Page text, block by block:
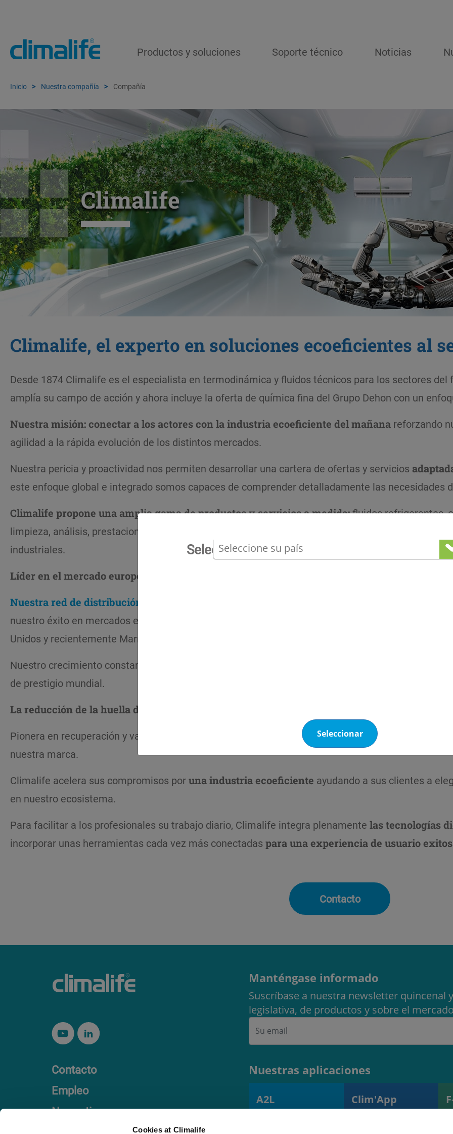
Cookies at Climalife
Productos y soluciones Soporte técnico Noticias
Inicio Nuestra compañía Compañía
Climalife
Seleccione su ubicación para ver nuestra
Seleccionar
Climalife, el experto en soluciones ecoeficientes al
Desde 1874 Climalife es el especialista en termodinámica y fluidos técnicos para los sectores
amplía su campo de acción y ahora incluye la oferta de química fina del Grupo Dehon con un
Nuestra misión: conectar a los actores con la industria ecoeficiente del mañana reforzando
agilidad a la rápida evolución de los distintos mercados.
Nuestra pericia y proactividad nos permiten desarrollar una cartera de ofertas y servicios
este enfoque global e integrado somos capaces de comprender detalladamente las necesidades
Climalife propone una amplia gama de productos y servicios a medida:fluidos refrigerantes,
limpieza, análisis, prestaciones e ingeniería, pero también propelentes de aerosoles, agentes de
industriales.
Líder en el mercado europeo
, nuestro entramado territorial es la base de nuestro éxito y nos
Nuestra red de distribución se extiende por todo el mundo
a través de nuestra filial de
nuestro éxito en mercados en pleno auge mediante la implantación de delegaciones en China y,
Unidos y recientemente Marruecos
Nuestro crecimiento constante es fruto de la fidelidad de nuestros clientes y de las sólidas
de prestigio mundial.
La reducción de la huella de carbono y la eficiencia energética constituyen la piedra
Pionera en recuperación y valorización de los gases fluorados de efecto invernadero, el concepto
nuestra marca.
Climalife acelera sus compromisos poruna industria ecoeficiente ayudando a sus clientes a
en nuestro ecosistema.
Para facilitar a los profesionales su trabajo diario, Climalife integra plenamente las tecnologías
incorporar unas herramientas cada vez más conectadas para una experiencia de usuario
Contacto
Contacto
Empleo
Normativa
Manténgase informado
Suscríbase a nuestra newsletter quincenal
legislativa, de productos y sobre el
Nuestras aplicaciones
A2L Clim'App